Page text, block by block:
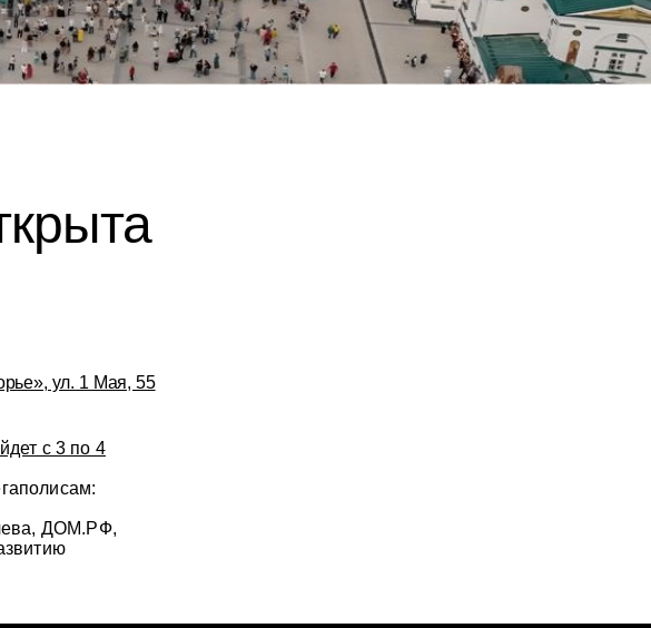
ул. 1 Мая, 55
с 3 по 4
ДОМ.PФ,